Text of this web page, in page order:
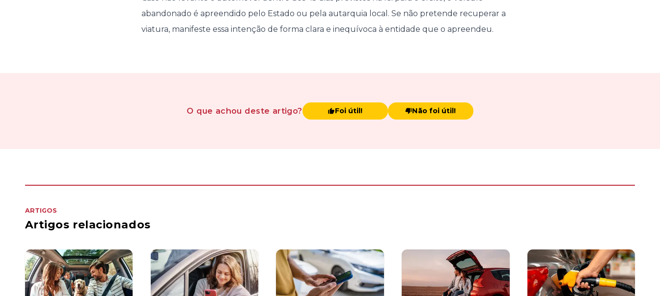
abandonado é apreendido pelo Estado ou pela autarquia local. Se não pretende recuperar a
viatura, manifeste essa intenção de forma clara e inequívoca à entidade que o apreendeu.
O que achou deste artigo? Foi útil! Não foi útil!
ARTIGOS
Artigos relacionados